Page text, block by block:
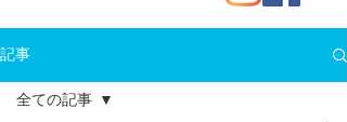
記事
全ての記事